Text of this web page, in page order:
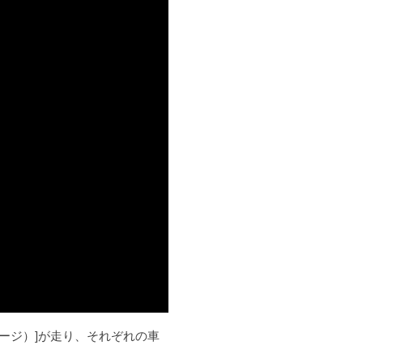
ジ）]が走り、それぞれの車